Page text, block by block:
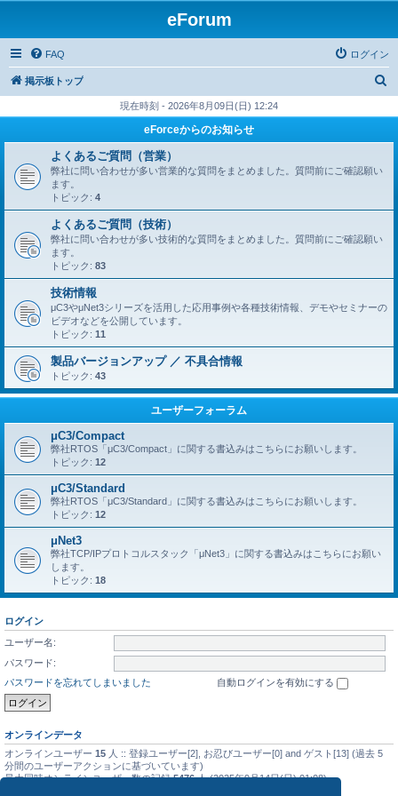
eForum
FAQ ログイン
掲示板トップ
現在時刻 - 2026年8月09日(日) 12:24
eForceからのお知らせ
よくあるご質問（営業）
弊社に問い合わせが多い営業的な質問をまとめました。質問前にご確認願い
ます。
トピック: 4
よくあるご質問（技術）
弊社に問い合わせが多い技術的な質問をまとめました。質問前にご確認願い
ます。
トピック: 83
技術情報
μC3やμNet3シリーズを活用した応用事例や各種技術情報、デモやセミナーの
ビデオなどを公開しています。
トピック: 11
製品バージョンアップ ／ 不具合情報
トピック: 43
ユーザーフォーラム
μC3/Compact
弊社RTOS「μC3/Compact」に関する書込みはこちらにお願いします。
トピック: 12
μC3/Standard
弊社RTOS「μC3/Standard」に関する書込みはこちらにお願いします。
トピック: 12
μNet3
弊社TCP/IPプロトコルスタック「μNet3」に関する書込みはこちらにお願い
します。
トピック: 18
ログイン
ユーザー名:
パスワード:
パスワードを忘れてしまいました
自動ログインを有効にする
オンラインデータ
オンラインユーザー 15 人 :: 登録ユーザー[2], お忍びユーザー[0] and ゲスト[13] (過去 5
分間のユーザーアクションに基づいています)
最大同時オンラインユーザー数の記録5476人 (2025年9月14日(日) 01:08)